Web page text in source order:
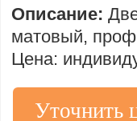
Описание:
матовый,
Цена:
Уточнить